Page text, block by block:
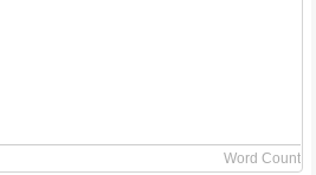
Word Count